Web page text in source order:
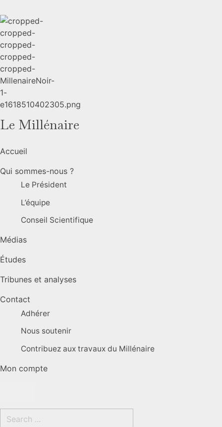
Le Millénaire
Accueil
Qui sommes-nous ?
Le Président
L’équipe
Conseil Scientifique
Médias
Études
Tribunes et analyses
Contact
Adhérer
Nous soutenir
Contribuez aux travaux du Millénaire
Mon compte